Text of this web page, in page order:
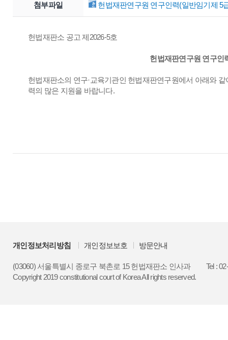
첨부파일 헌법재판연구원 연구인력(일반임기제 5
헌법재판소 공고 제2026-5호
헌법재판연구원 연구인
헌법재판소의 연구·교육기관인 헌법재판연구원에서 아래와
력의 많은 지원을 바랍니다.
개인정보처리방침 개인정보보호 방문안내
(03060) 서울특별시 종로구 북촌로 15 헌법재판소 인사과
Tel :
Copyright 2019 constitutional court of Korea All rights reserved.